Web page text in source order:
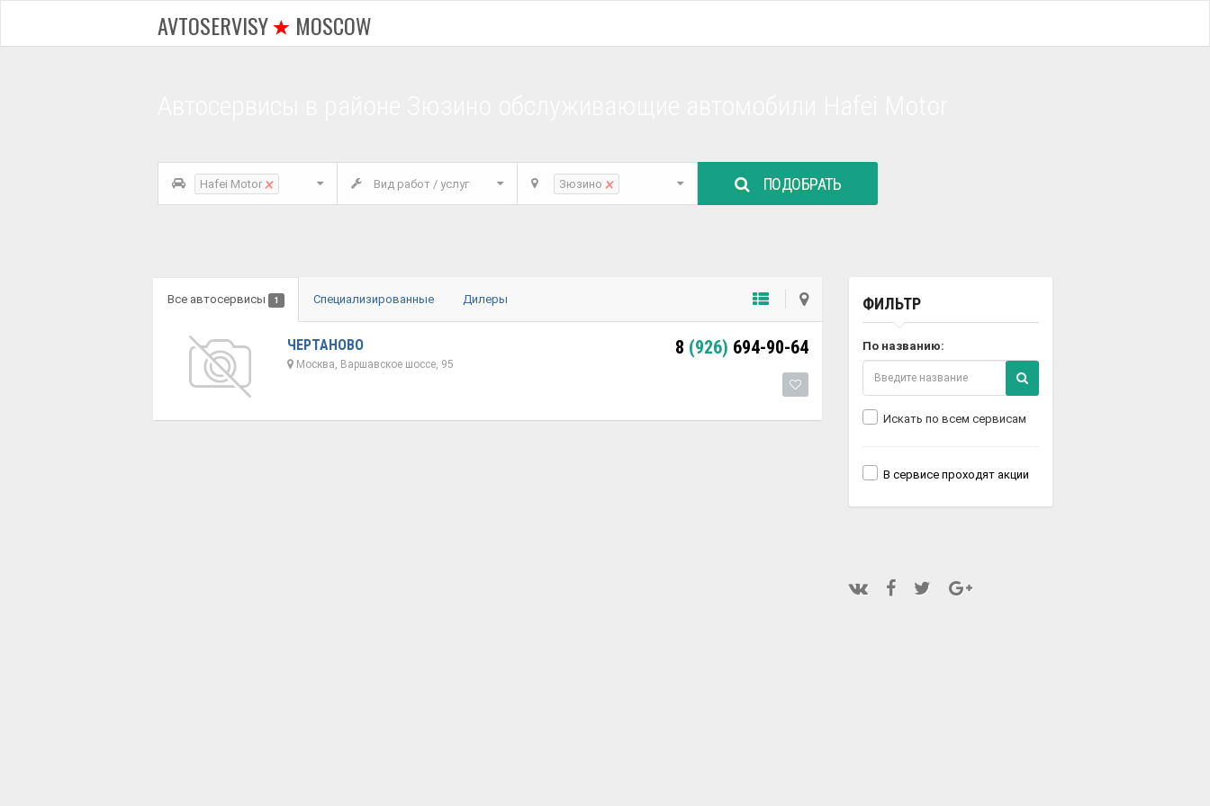
AVTOSERVISY MOSCOW
Hafei Motor × Вид работ / услуг Зюзино × ПОДОБРАТЬ
Все автосервисы 1 Специализированные Дилеры
ЧЕРТАНОВО
Москва, Варшавское шоссе, 95
8 (926) 694-90-64
ФИЛЬТР
По названию:
Искать по всем сервисам
В сервисе проходят акции